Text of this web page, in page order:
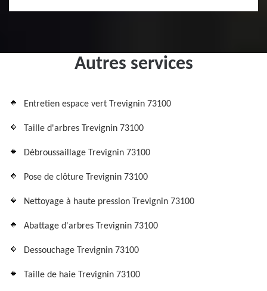
Autres services
Entretien espace vert Trevignin 73100
Taille d'arbres Trevignin 73100
Débroussaillage Trevignin 73100
Pose de clôture Trevignin 73100
Nettoyage à haute pression Trevignin 73100
Abattage d'arbres Trevignin 73100
Dessouchage Trevignin 73100
Taille de haie Trevignin 73100